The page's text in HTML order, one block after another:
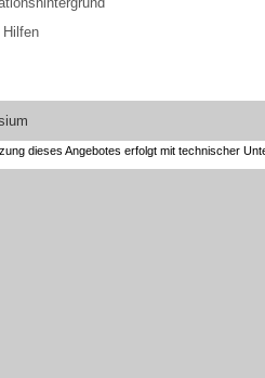
Hilfen
dieses Angebotes erfolgt mit technischer